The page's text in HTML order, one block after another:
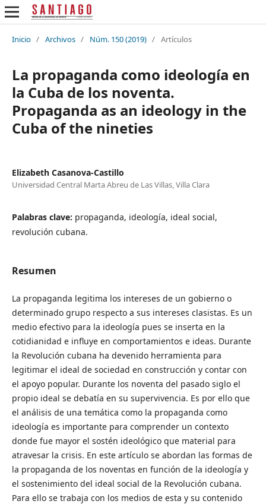
Inicio / Archivos / Núm. 150 (2019) / Artículos
La propaganda como ideología en
la Cuba de los noventa.
Propaganda as an ideology in the
Cuba of the nineties
Elizabeth Casanova-Castillo
Universidad Central Marta Abreu de Las Villas, Villa Clara
Palabras clave: propaganda, ideología, ideal social,
revolución cubana.
Resumen
La propaganda legitima los intereses de un gobierno o
determinado grupo respecto a sus intereses clasistas. Es un
medio efectivo para la ideología pues se inserta en la
cotidianidad e influye en comportamientos e ideas. Durante
la Revolución cubana ha devenido herramienta para
legitimar el ideal de sociedad en construcción y contar con
el apoyo popular. Durante los noventa del pasado siglo el
propio ideal se debatía en su supervivencia. Es por ello que
el análisis de una temática como la propaganda como
ideología es importante para comprender un contexto
donde fue mayor el sostén ideológico que material para
atravesar la crisis. En este artículo se abordan las formas de
la propaganda de los noventas en función de la ideología y
el sostenimiento del ideal social de la Revolución cubana.
Para ello se trabaja con los medios de esta y su contenido